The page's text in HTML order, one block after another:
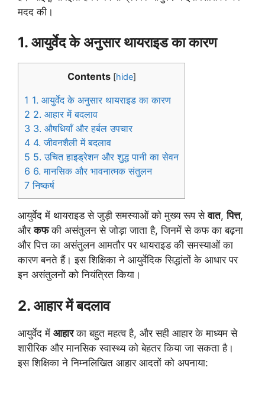
मदद की।
1. आयुर्वेद के अनुसार थायराइड का कारण
Contents [hide]
1 1. आयुर्वेद के अनुसार थायराइड का कारण
2 2. आहार में बदलाव
3 3. औषधियाँ और हर्बल उपचार
4 4. जीवनशैली में बदलाव
5 5. उचित हाइड्रेशन और शुद्ध पानी का सेवन
6 6. मानसिक और भावनात्मक संतुलन
7 निष्कर्ष
आयुर्वेद में थायराइड से जुड़ी समस्याओं को मुख्य रूप सेवात,पित्त,
औरकफकी असंतुलन से जोड़ा जाता है, जिनमें से कफ का बढ़ना
और पित्त का असंतुलन आमतौर पर थायराइड की समस्याओं का
कारण बनते हैं। इस शिक्षिका ने आयुर्वेदिक सिद्धांतों के आधार पर
इन असंतुलनों को नियंत्रित किया।
2. आहार में बदलाव
आयुर्वेद में आहारका बहुत महत्व है, और सही आहार के माध्यम से
शारीरिक और मानसिक स्वास्थ्य को बेहतर किया जा सकता है।
इस शिक्षिका ने निम्नलिखित आहार आदतों को अपनाया: